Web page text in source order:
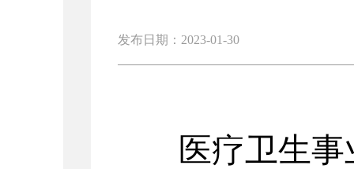
发布日期：2023-01-30
医疗卫生